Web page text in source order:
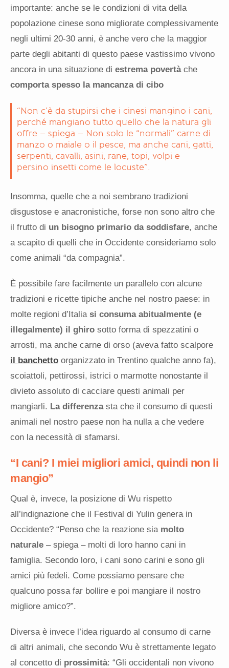
importante: anche se le condizioni di vita della
popolazione cinese sono migliorate complessivamente
negli ultimi 20-30 anni, è anche vero che la maggior
parte degli abitanti di questo paese vastissimo vivono
ancora in una situazione di estrema povertàche
comporta spesso la mancanza di cibo
“Non c’è da stupirsi che i cinesi mangino i cani,
perché mangiano tutto quello che la natura gli
offre – spiega – Non solo le “normali” carne di
manzo o maiale o il pesce, ma anche cani, gatti,
serpenti, cavalli, asini, rane, topi, volpi e
persino insetti come le locuste”.
Insomma, quelle che a noi sembrano tradizioni
disgustose e anacronistiche, forse non sono altro che
il frutto di un bisogno primario da soddisfare, anche
a scapito di quelli che in Occidente consideriamo solo
come animali “da compagnia”.
È possibile fare facilmente un parallelo con alcune
tradizioni e ricette tipiche anche nel nostro paese: in
molte regioni d’Italia si consuma abitualmente (e
illegalmente) il ghiro sotto forma di spezzatini o
arrosti, ma anche carne di orso (aveva fatto scalpore
il banchetto organizzato in Trentino qualche anno fa),
scoiattoli, pettirossi, istrici o marmotte nonostante il
divieto assoluto di cacciare questi animali per
mangiarli. La differenzasta che il consumo di questi
animali nel nostro paese non ha nulla a che vedere
con la necessità di sfamarsi.
“I cani? I miei migliori amici, quindi non li
mangio”
Qual è, invece, la posizione di Wu rispetto
all’indignazione che il Festival di Yulin genera in
Occidente? “Penso che la reazione sia molto
naturale – spiega – molti di loro hanno cani in
famiglia. Secondo loro, i cani sono carini e sono gli
amici più fedeli. Come possiamo pensare che
qualcuno possa far bollire e poi mangiare il nostro
migliore amico?”.
Diversa è invece l’idea riguardo al consumo di carne
di altri animali, che secondo Wu è strettamente legato
al concetto di prossimità: “Gli occidentali non vivono